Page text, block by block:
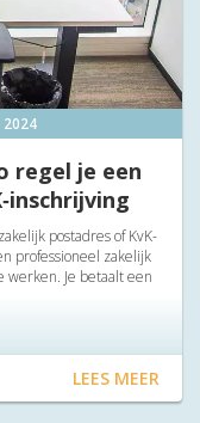
regel je een
postadres of KvK-
professioneel zakelijk
werken. Je betaalt een
LEES MEER